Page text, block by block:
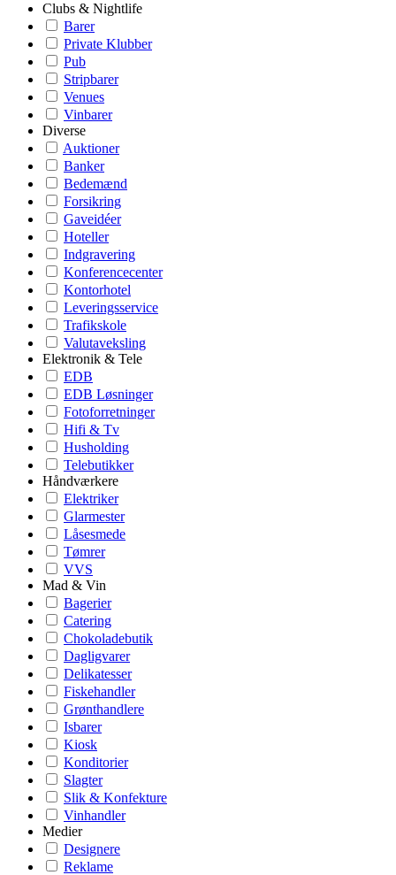
Clubs & Nightlife
Barer
Private Klubber
Pub
Stripbarer
Venues
Vinbarer
Diverse
Auktioner
Banker
Bedemænd
Forsikring
Gaveidéer
Hoteller
Indgravering
Konferencecenter
Kontorhotel
Leveringsservice
Trafikskole
Valutaveksling
Elektronik & Tele
EDB
EDB Løsninger
Fotoforretninger
Hifi & Tv
Husholding
Telebutikker
Håndværkere
Elektriker
Glarmester
Låsesmede
Tømrer
VVS
Mad & Vin
Bagerier
Catering
Chokoladebutik
Dagligvarer
Delikatesser
Fiskehandler
Grønthandlere
Isbarer
Kiosk
Konditorier
Slagter
Slik & Konfekture
Vinhandler
Medier
Designere
Reklame